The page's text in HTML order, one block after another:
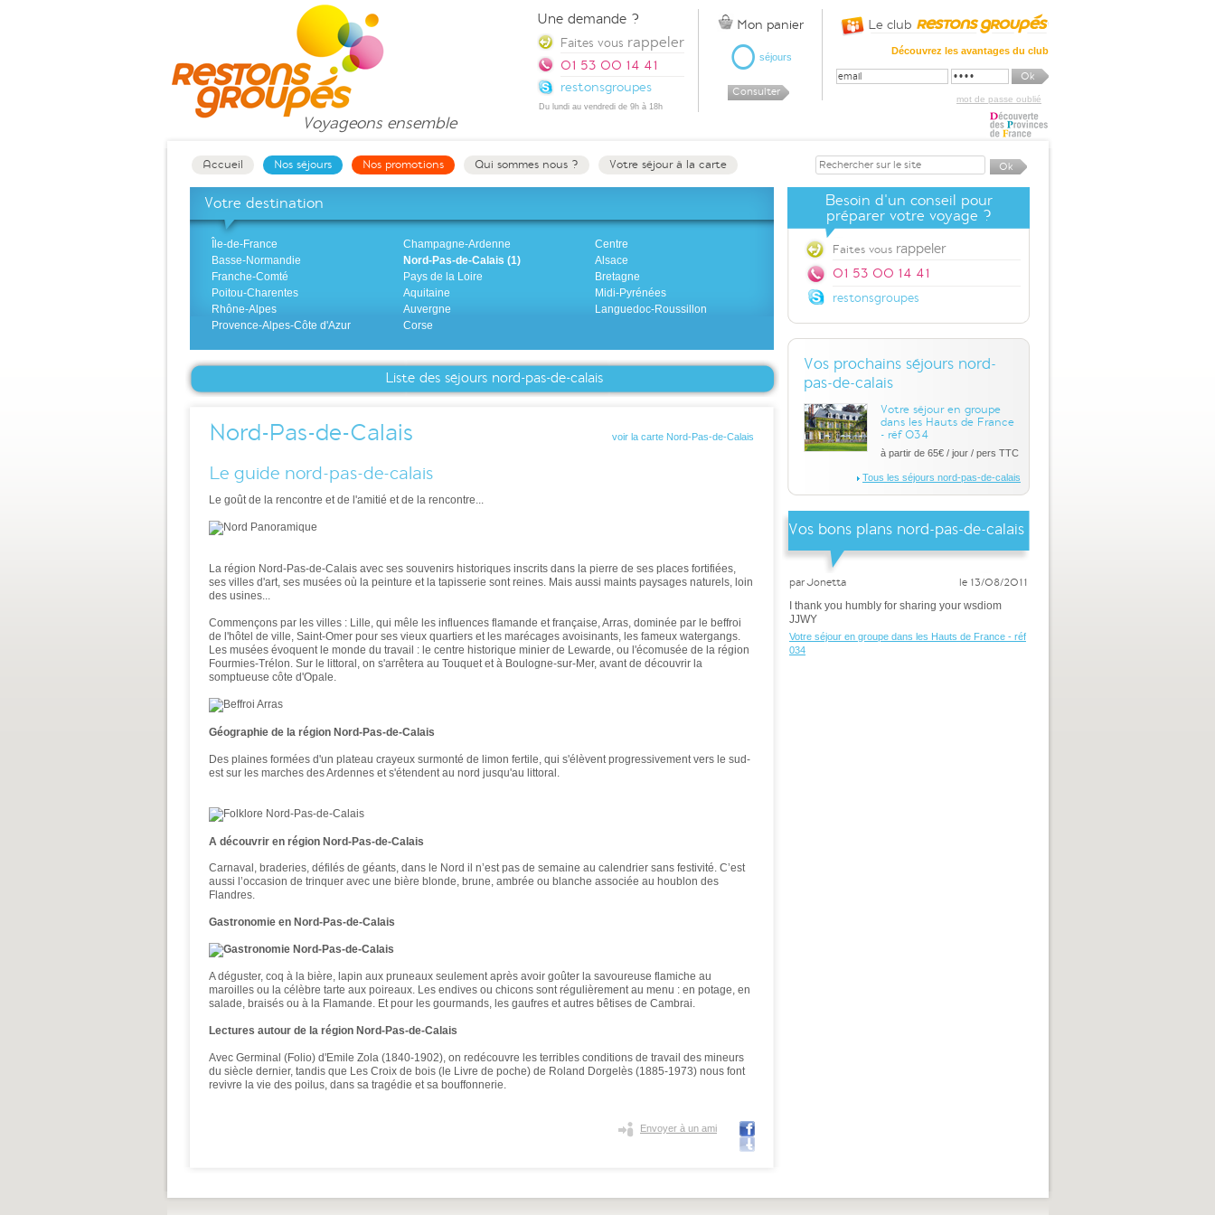
Voyageons ensemble
Accueil Nos séjours Nos promotions Qui sommes nous ? Votre séjour à la carte
Votre destination
Île-de-France Champagne-Ardenne
Centre
Basse-Normandie
Nord-Pas-de-Calais (1)
Alsace
Franche-Comté
Pays de la Loire
Bretagne
Poitou-Charentes
Aquitaine
Midi-Pyrénées
Rhône-Alpes
Auvergne
Languedoc-Roussillon
Provence-Alpes-Côte d'Azur
Corse
Liste des séjours nord-pas-de-calais
voir la carte Nord-Pas-de-Calais
Nord-Pas-de-Calais
Le guide nord-pas-de-calais
Le goût de la rencontre et de l'amitié et de la rencontre...
La région Nord-Pas-de-Calais avec ses souvenirs historiques inscrits dans la pierre de ses places fortifiées,
ses villes d'art, ses musées où la peinture et la tapisserie sont reines. Mais aussi maints paysages naturels, loin
des usines...
Commençons par les villes : Lille, qui mêle les influences flamande et française, Arras, dominée par le beffroi
de l'hôtel de ville, Saint-Omer pour ses vieux quartiers et les marécages avoisinants, les fameux watergangs.
Les musées évoquent le monde du travail : le centre historique minier de Lewarde, ou l'écomusée de la région
Fourmies-Trélon. Sur le littoral, on s'arrêtera au Touquet et à Boulogne-sur-Mer, avant de découvrir la
somptueuse côte d'Opale.
Géographie de la région Nord-Pas-de-Calais
Des plaines formées d'un plateau crayeux surmonté de limon fertile, qui s'élèvent progressivement vers le sud-
est sur les marches des Ardennes et s'étendent au nord jusqu'au littoral.
A découvrir en région Nord-Pas-de-Calais
Carnaval, braderies, défilés de géants, dans le Nord il n’est pas de semaine au calendrier sans festivité. C’est
aussi l’occasion de trinquer avec une bière blonde, brune, ambrée ou blanche associée au houblon des
Flandres.
Gastronomie en Nord-Pas-de-Calais
A déguster, coq à la bière, lapin aux pruneaux seulement après avoir goûter la savoureuse flamiche au
maroilles ou la célèbre tarte aux poireaux. Les endives ou chicons sont régulièrement au menu : en potage, en
salade, braisés ou à la Flamande. Et pour les gourmands, les gaufres et autres bêtises de Cambrai.
Lectures autour de la région Nord-Pas-de-Calais
Avec Germinal (Folio) d'Emile Zola (1840-1902), on redécouvre les terribles conditions de travail des mineurs
du siècle dernier, tandis que Les Croix de bois (le Livre de poche) de Roland Dorgelès (1885-1973) nous font
revivre la vie des poilus, dans sa tragédie et sa bouffonnerie.
Envoyer à un ami
Besoin d'un conseil pour
préparer votre voyage ?
Faites vous rappeler
01 53 00 14 41
restonsgroupes
Vos prochains séjours nord-
pas-de-calais
Votre séjour en groupe
dans les Hauts de France
- réf 034
à partir de 65€ / jour / pers TTC
Tous les séjours nord-pas-de-calais
Vos bons plans nord-pas-de-calais
par Jonetta le 13/08/2011
I thank you humbly for sharing your wsdiom
JJWY
Votre séjour en groupe dans les Hauts de France - réf
034
Le club
Découvrez les avantages du club
mot de passe oublié
Mon panier
0 séjours
Consulter
Une demande ?
Faites vous rappeler
01 53 00 14 41
restonsgroupes
Du lundi au vendredi de 9h à 18h